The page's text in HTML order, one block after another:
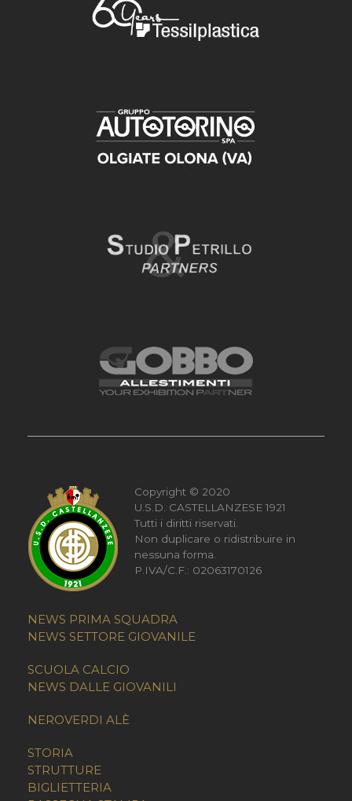
Copyright © 2020
U.S.D. CASTELLANZESE 1921
Tutti i diritti riservati.
Non duplicare o ridistribuire in
nessuna forma.
P.IVA/C.F.: 02063170126
NEWS PRIMA SQUADRA
NEWS SETTORE GIOVANILE
SCUOLA CALCIO
NEWS DALLE GIOVANILI
NEROVERDI ALÈ
STORIA
STRUTTURE
BIGLIETTERIA